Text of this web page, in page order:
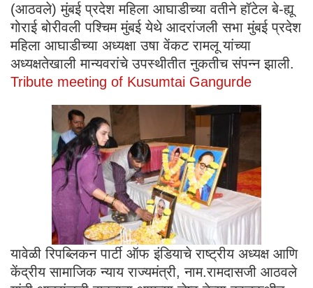
(आठवले) मुंबई प्रदेश महिला आघाडीच्या वतीने हॉटेल बे-ह्यू
गोराई बोरीवली पश्चिम मुंबई येथे आदरांजली सभा मुंबई प्रदेश
महिला आघाडीच्या अध्यक्षा उषा वेंकट रामलू यांच्या
अध्यक्षतेखाली मान्यवरांचे उपस्थीतीत नुकतीच संपन्न झाली.
Tribute meeting of Kusumtai Gangurde
यावेळी रिपब्लिकन पार्टी ऑफ इंडियाचे राष्ट्रीय अध्यक्ष आणि
केंद्रीय सामाजिक न्याय राज्यमंत्री, नाम.रामदासजी आठवले